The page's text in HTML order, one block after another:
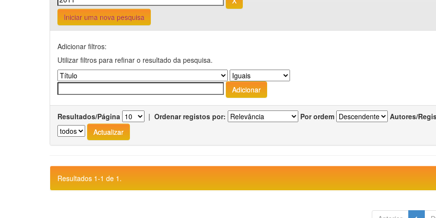
Iniciar uma nova pesquisa
Adicionar filtros:
Utilizar filtros para refinar o resultado da pesquisa.
Resultados/Página | Ordenar registos por: Por ordem Autores/
Resultados 1-1 de 1.